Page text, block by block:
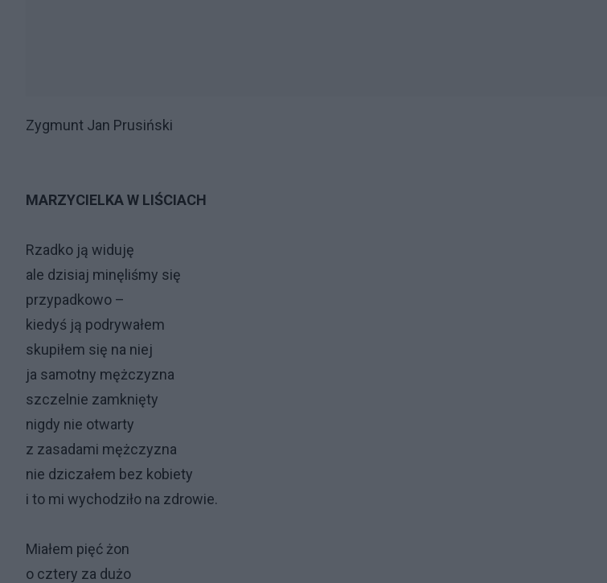
Zygmunt Jan Prusiński
MARZYCIELKA W LIŚCIACH
Rzadko ją widuję
ale dzisiaj minęliśmy się
przypadkowo –
kiedyś ją podrywałem
skupiłem się na niej
ja samotny mężczyzna
szczelnie zamknięty
nigdy nie otwarty
z zasadami mężczyzna
nie dziczałem bez kobiety
i to mi wychodziło na zdrowie.
Miałem pięć żon
o cztery za dużo